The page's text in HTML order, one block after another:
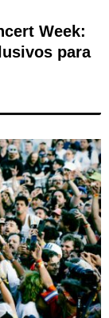
Week:
para